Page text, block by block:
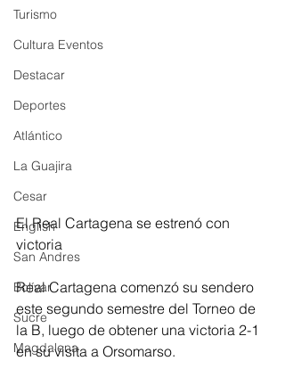
Turismo
Cultura Eventos
Destacar
Deportes
Atlántico
La Guajira
Cesar
English
San Andres
Bolívar
Sucre
Magdalena
El Real Cartagena se estrenó con
victoria
Real Cartagena comenzó su sendero
este segundo semestre del Torneo de
la B, luego de obtener una victoria 2-1
en su visita a Orsomarso.